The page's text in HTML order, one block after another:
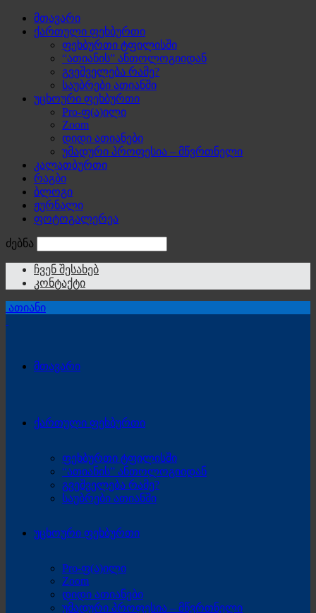
მთავარი
ქართული ფეხბურთი
ფეხბურთი ტფილისში
“ათიანის” ანთოლოგიიდან
გვეშველება რამე?
საუბრები ათიანში
უცხოური ფეხბურთი
Pro-ფ(ა)ილი
Zoom
დიდი ათიანები
უმადური პროფესია – მწვრთნელი
კალათბურთი
რაგბი
ბლოგი
ჟურნალი
ფოტოგალერეა
ძებნა
ჩვენ შესახებ
კონტაქტი
ათიანი
მთავარი
ქართული ფეხბურთი
ფეხბურთი ტფილისში
“ათიანის” ანთოლოგიიდან
გვეშველება რამე?
საუბრები ათიანში
უცხოური ფეხბურთი
Pro-ფ(ა)ილი
Zoom
დიდი ათიანები
უმადური პროფესია – მწვრთნელი